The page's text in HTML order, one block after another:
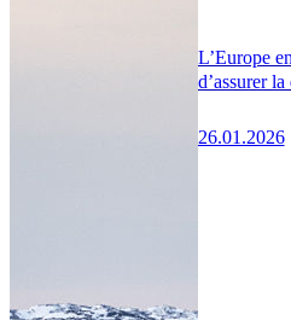
L’Europe
d’assurer
26.01.2026